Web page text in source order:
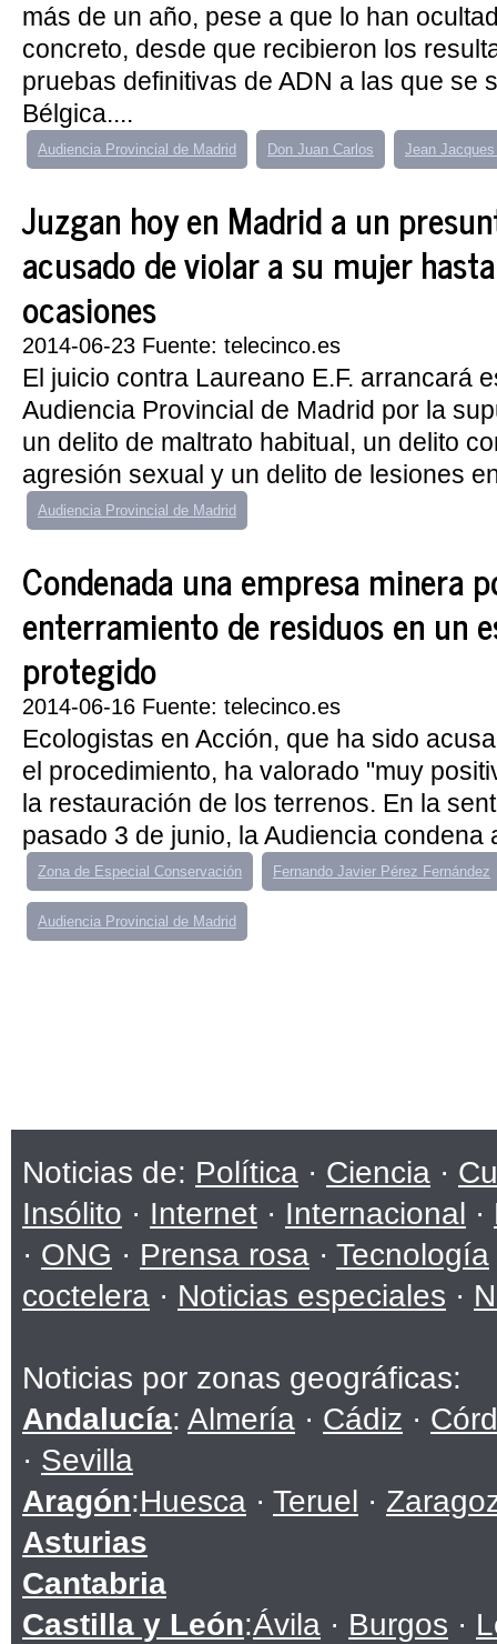
más de un año, pese a que lo han
concreto, desde que recibieron los
pruebas definitivas de ADN a las que se
Bélgica....
Audiencia Provincial de Madrid Don Juan Carlos Jean
Juzgan hoy en Madrid a un
acusado de violar a su mujer
ocasiones
2014-06-23 Fuente: telecinco.es
El juicio contra Laureano E.F. arrancará
Audiencia Provincial de Madrid por la
un delito de maltrato habitual, un delito
agresión sexual y un delito de lesiones
Audiencia Provincial de Madrid
Condenada una empresa minera
enterramiento de residuos en un
protegido
2014-06-16 Fuente: telecinco.es
Ecologistas en Acción, que ha sido
el procedimiento, ha valorado "muy
la restauración de los terrenos. En la
pasado 3 de junio, la Audiencia condena
Zona de Especial Conservación Fernando Javier Pérez Fernández
Audiencia Provincial de Madrid
Noticias de: Política · Ciencia ·
Insólito · Internet · Internacional ·
· ONG · Prensa rosa · Tecnología
coctelera · Noticias especiales ·
Noticias por zonas geográficas:
Andalucía: Almería · Cádiz ·
· Sevilla
Aragón:Huesca · Teruel ·
Asturias
Cantabria
Castilla y León:Ávila · Burgos ·